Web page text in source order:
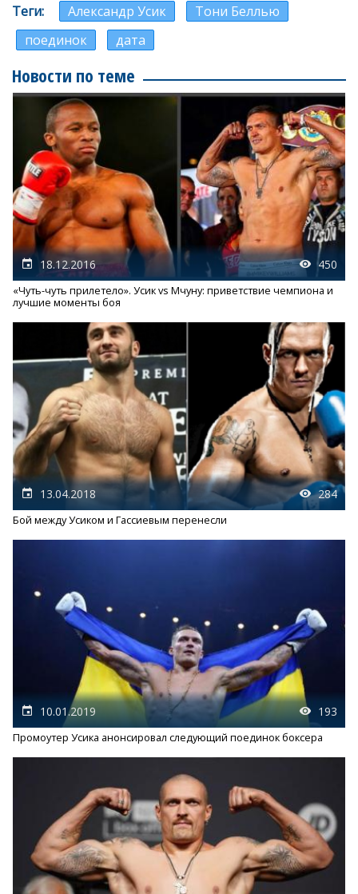
Теги Александр Усик
Тони Беллью
поединок
дата
Новости по теме
18.12.2016 450
«Чуть-чуть прилетело». Усик vs Мчуну: приветствие чемпиона и
лучшие моменты боя
13.04.2018 284
Бой между Усиком и Гассиевым перенесли
10.01.2019 193
Промоутер Усика анонсировал следующий поединок боксера